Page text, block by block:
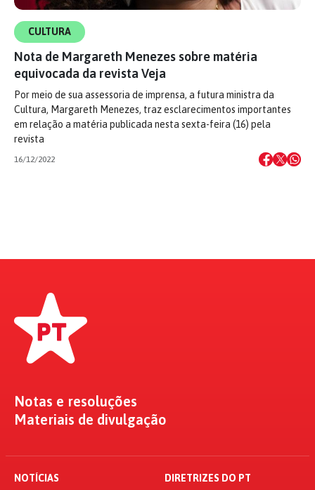
CULTURA
Nota de Margareth Menezes sobre matéria
equivocada da revista Veja
Por meio de sua assessoria de imprensa, a futura ministra da
Cultura, Margareth Menezes, traz esclarecimentos importantes
em relação a matéria publicada nesta sexta-feira (16) pela
revista
16/12/2022
Notas e resoluções
Materiais de divulgação
NOTÍCIAS DIRETRIZES DO PT